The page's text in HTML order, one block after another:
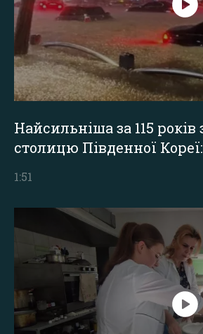
Найсильніша за 115
столицю Південної
1:51